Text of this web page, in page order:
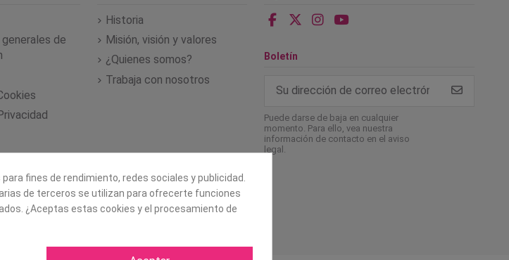
de
Historia
Misión, visión y valores
¿Quienes somos?
Trabaja con nosotros
Boletín
Puede darse de baja en cualquier
momento. Para ello, vea nuestra
información de contacto en el aviso
legal.
fines de rendimiento, redes sociales y publicidad.
de terceros se utilizan para ofrecerte funciones
¿Aceptas estas cookies y el procesamiento de